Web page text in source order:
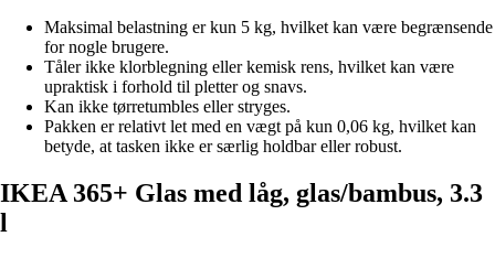
Maksimal belastning er kun 5 kg, hvilket kan være begrænsende
for nogle brugere.
Tåler ikke klorblegning eller kemisk rens, hvilket kan være
upraktisk i forhold til pletter og snavs.
Kan ikke tørretumbles eller stryges.
Pakken er relativt let med en vægt på kun 0,06 kg, hvilket kan
betyde, at tasken ikke er særlig holdbar eller robust.
IKEA 365+ Glas med låg, glas/bambus, 3.3
l